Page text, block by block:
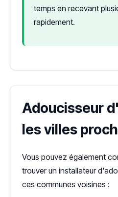
temps en recevant
rapidement.
Adoucisseur
les villes
Vous pouvez également
trouver un installateur
ces communes voisines :